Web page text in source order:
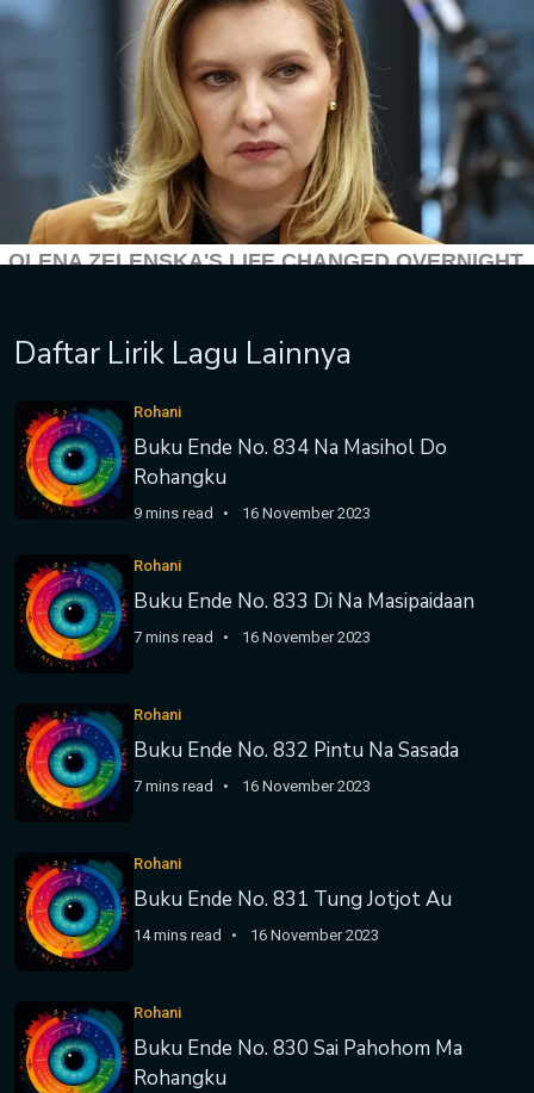
Daftar Lirik Lagu Lainnya
Rohani
Buku Ende No. 834 Na Masihol Do
Rohangku
9 mins read 16 November 2023
Rohani
Buku Ende No. 833 Di Na Masipaidaan
7 mins read 16 November 2023
Rohani
Buku Ende No. 832 Pintu Na Sasada
7 mins read 16 November 2023
Rohani
Buku Ende No. 831 Tung Jotjot Au
14 mins read 16 November 2023
Rohani
Buku Ende No. 830 Sai Pahohom Ma
Rohangku